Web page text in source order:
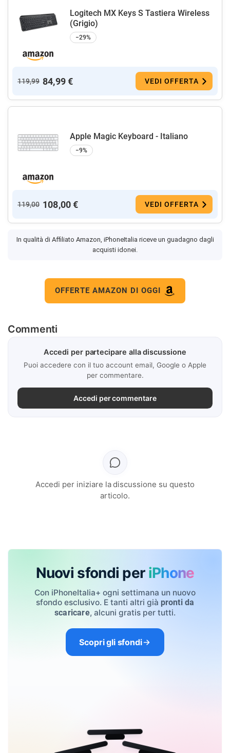
Logitech MX Keys S Tastiera Wireless
(Grigio)
−29%
119,99 84,99 € VEDI OFFERTA
Apple Magic Keyboard - Italiano ​​​​​​​
−9%
119,00 108,00 € VEDI OFFERTA
In qualità di Affiliato Amazon, iPhoneItalia riceve un guadagno dagli
acquisti idonei.
OFFERTE AMAZON DI OGGI
Commenti
Accedi per partecipare alla discussione
Puoi accedere con il tuo account email, Google o Apple
per commentare.
Accedi per commentare
Accedi per iniziare la discussione su questo
articolo.
Nuovi sfondi per iPhone
Con iPhoneItalia+ ogni settimana un nuovo
sfondo esclusivo. E tanti altri già pronti da
scaricare, alcuni gratis per tutti.
Scopri gli sfondi